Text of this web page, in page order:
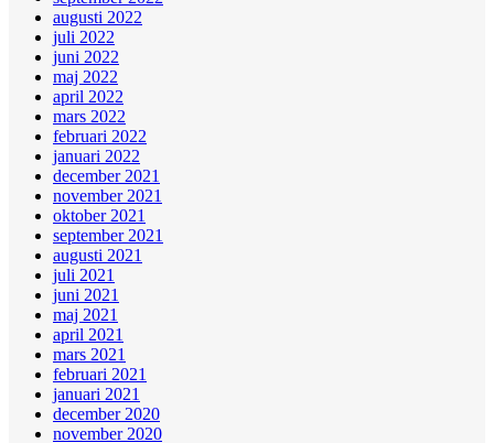
augusti 2022
juli 2022
juni 2022
maj 2022
april 2022
mars 2022
februari 2022
januari 2022
december 2021
november 2021
oktober 2021
september 2021
augusti 2021
juli 2021
juni 2021
maj 2021
april 2021
mars 2021
februari 2021
januari 2021
december 2020
november 2020